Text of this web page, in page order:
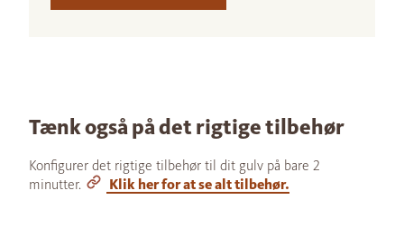
Tænk også på det rigtige tilbehør
Konfigurer det rigtige tilbehør til dit gulv på bare 2
minutter.
Klik her for at se alt tilbehør.